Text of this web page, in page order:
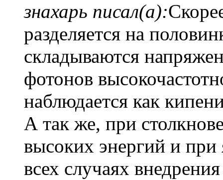
знахарь писал(а):
разделяется на
складываются
фотонов
наблюдается как
А так же, при
высоких энергий и при
всех случаях